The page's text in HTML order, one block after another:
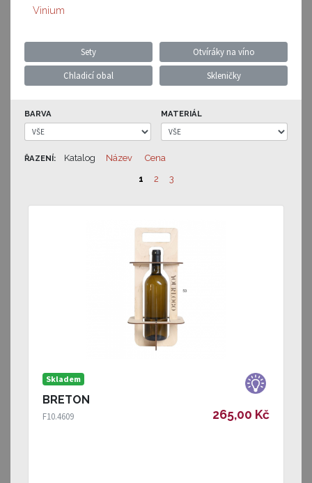
Vinium
Sety Otvíráky na víno
Chladicí obal Skleničky
BARVA MATERIÁL
ŘAZENÍ: Katalog Název
Cena
1
2 3
Skladem
BRETON
F10.4609 265,00 Kč